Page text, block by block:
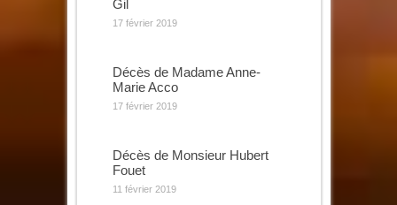
Gil
17 février 2019
Décès de Madame Anne-
Marie Acco
17 février 2019
Décès de Monsieur Hubert
Fouet
11 février 2019